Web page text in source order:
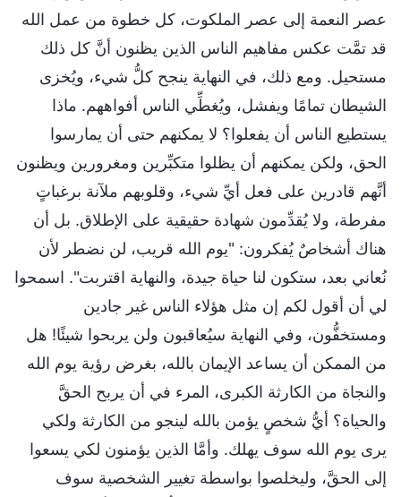
عصر النعمة إلى عصر الملكوت، كل خطوة من عمل الله
قد تمَّت عكس مفاهيم الناس الذين يظنون أنَّ كل ذلك
مستحيل. ومع ذلك، في النهاية ينجح كلُّ شيء، ويُخزى
الشيطان تمامًا ويفشل، ويُغطِّي الناس أفواههم. ماذا
يستطيع الناس أن يفعلوا؟ لا يمكنهم حتى أن يمارسوا
الحق، ولكن يمكنهم أن يظلوا متكبِّرين ومغرورين ويظنون
أنَّهم قادرين على فعل أيِّ شيء، وقلوبهم ملآنة برغباتٍ
مفرطة، ولا يُقدِّمون شهادة حقيقية على الإطلاق. بل أن
هناك أشخاصٌ يُفكرون: "يوم الله قريب، لن نضطر لأن
نُعاني بعد، ستكون لنا حياة جيدة، والنهاية اقتربت". اسمحوا
لي أن أقول لكم إن مثل هؤلاء الناس غير جادين
ومستخفُّون، وفي النهاية سيُعاقبون ولن يربحوا شيئًا! هل
من الممكن أن يساعد الإيمان بالله، بغرض رؤية يوم الله
والنجاة من الكارثة الكبرى، المرء في أن يربح الحقَّ
والحياة؟ أيُّ شخصٍ يؤمن بالله لينجو من الكارثة ولكي
يرى يوم الله سوف يهلك. وأمَّا الذين يؤمنون لكي يسعوا
إلى الحقَّ، وليخلصوا بواسطة تغيير الشخصية سوف